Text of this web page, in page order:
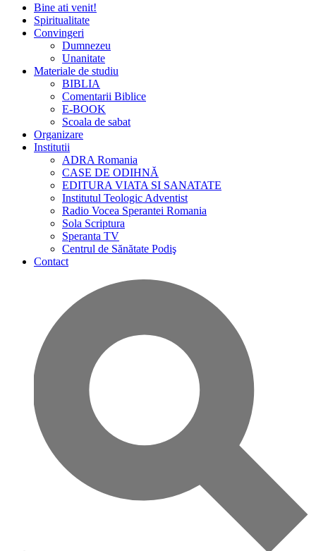
Bine ati venit!
Spiritualitate
Convingeri
Dumnezeu
Unanitate
Materiale de studiu
BIBLIA
Comentarii Biblice
E-BOOK
Scoala de sabat
Organizare
Institutii
ADRA Romania
CASE DE ODIHNĂ
EDITURA VIATA SI SANATATE
Institutul Teologic Adventist
Radio Vocea Sperantei Romania
Sola Scriptura
Speranta TV
Centrul de Sănătate Podiş
Contact